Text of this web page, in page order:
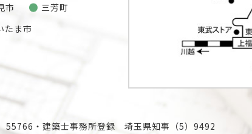
市
三芳町
たま市
55766・建築士事務所登録 埼玉県知事（5）9492